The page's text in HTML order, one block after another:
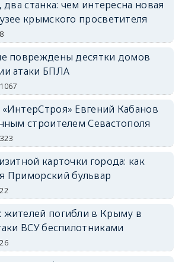
станка: чем интересна новая
крымского просветителя
повреждены десятки домов
атаки БПЛА
Евгений Кабанов
строителем Севастополя
карточки города: как
Приморский бульвар
погибли в Крыму в
ВСУ беспилотниками